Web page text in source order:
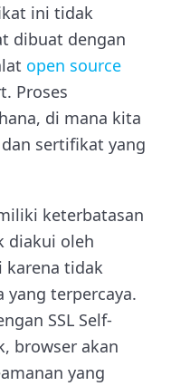
ini tidak
dibuat dengan
open source
Proses
di mana kita
sertifikat yang
keterbatasan
diakui oleh
karena tidak
terpercaya.
SSL Self-
browser akan
yang